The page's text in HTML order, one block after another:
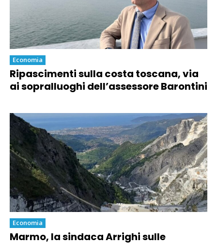
Economia
Ripascimenti sulla costa toscana, via
ai sopralluoghi dell’assessore Barontini
Economia
Marmo, la sindaca Arrighi sulle